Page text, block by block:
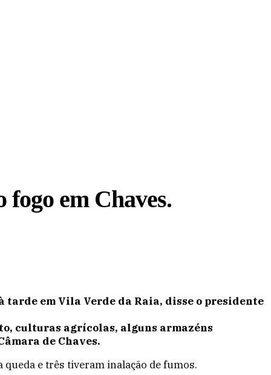
em Chaves.
em Vila Verde da Raia, disse o presidente
culturas agrícolas, alguns armazéns
de Chaves.
e três tiveram inalação de fumos.